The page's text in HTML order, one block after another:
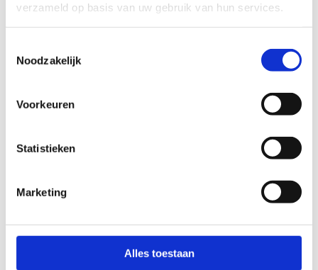
verzameld op basis van uw gebruik van hun services.
Noodzakelijk
Voorkeuren
Statistieken
Marketing
Alles toestaan
TLV aanvraag zij instroom SWV Passend Onderwijs